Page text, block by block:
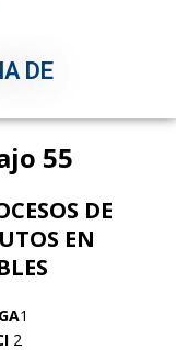
DE
55
DE
EN
1
2